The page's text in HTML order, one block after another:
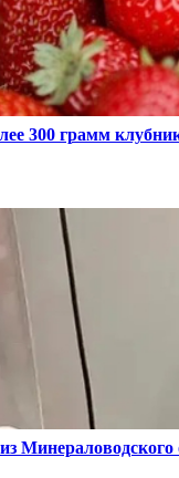
300 грамм
Минераловодского